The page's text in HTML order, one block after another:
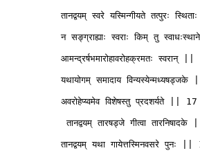
तानद्वयम् स्वरे यस्मिन्गीयते तत्पुरः
न सङ्ग्राह्याः स्वराः किम् तु स्वाधःस्थाने
आमन्द्रर्षभमारोहावरोहक्रमतः स्वरान् ||
          यथायोगम् समादाय विन्यस्येन्मध्यषड्जके |
अवरोहेप्य्वमेव विशेषस्तु प्रदशर्यते ||
           तानद्वयम् तारषड्जे गीत्वा तारनिषादके |
तानद्वयम् यथा गायेत्तस्मिनवसरे पुनः